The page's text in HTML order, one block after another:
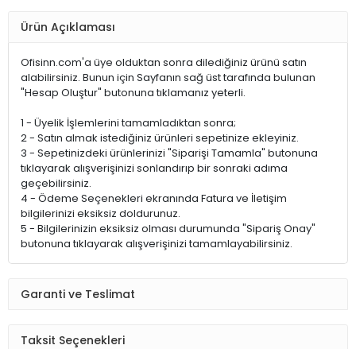
Ürün Açıklaması
Ofisinn.com'a üye olduktan sonra dilediğiniz ürünü satın
alabilirsiniz. Bunun için Sayfanın sağ üst tarafında bulunan
"Hesap Oluştur" butonuna tıklamanız yeterli.
1 - Üyelik İşlemlerini tamamladıktan sonra;
2 - Satın almak istediğiniz ürünleri sepetinize ekleyiniz.
3 - Sepetinizdeki ürünlerinizi "Siparişi Tamamla" butonuna
tıklayarak alışverişinizi sonlandırıp bir sonraki adıma
geçebilirsiniz.
4 - Ödeme Seçenekleri ekranında Fatura ve İletişim
bilgilerinizi eksiksiz doldurunuz.
5 - Bilgilerinizin eksiksiz olması durumunda "Sipariş Onay"
butonuna tıklayarak alışverişinizi tamamlayabilirsiniz.
Garanti ve Teslimat
Taksit Seçenekleri